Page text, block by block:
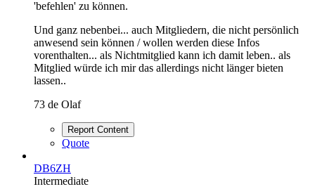
'befehlen' zu können.
Und ganz nebenbei... auch Mitgliedern, die nicht persönlich
anwesend sein können / wollen werden diese Infos
vorenthalten... als Nichtmitglied kann ich damit leben.. als
Mitglied würde ich mir das allerdings nicht länger bieten
lassen..
73 de Olaf
Report Content
Quote
DB6ZH
Intermediate